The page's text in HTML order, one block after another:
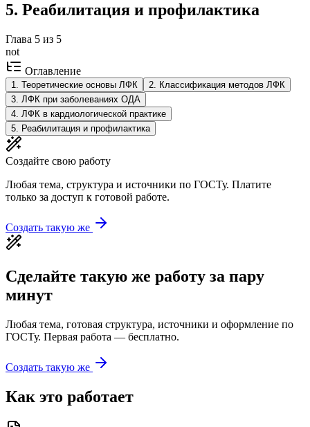
5. Реабилитация и профилактика
Глава 5 из 5
not
Оглавление
1 Теоретические основы ЛФК 2
Классификация методов ЛФК
3 ЛФК при заболеваниях ОДА
4 ЛФК в кардиологической практике
5
Реабилитация и профилактика
Создайте свою работу
Любая тема, структура и источники по ГОСТу. Платите
только за доступ к готовой работе.
Создать такую же
Сделайте такую же работу за пару
минут
Любая тема, готовая структура, источники и оформление по
ГОСТу. Первая работа — бесплатно.
Создать такую же
Как это работает